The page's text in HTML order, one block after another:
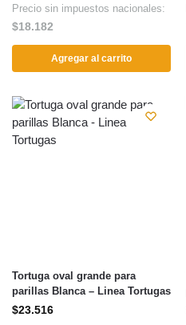
Precio sin impuestos nacionales:
$18.182
Agregar al carrito
Tortuga oval grande para
parillas Blanca – Linea Tortugas
$23.516